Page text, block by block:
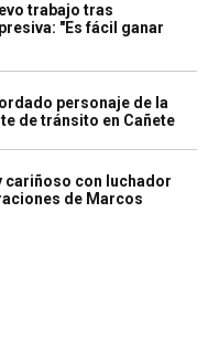
trabajo tras
"Es fácil ganar
personaje de la
de tránsito en Cañete
cariñoso con luchador
de Marcos